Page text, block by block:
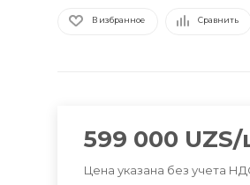
В избранное Сравнить
599 000 UZS/
Цена указана без учета